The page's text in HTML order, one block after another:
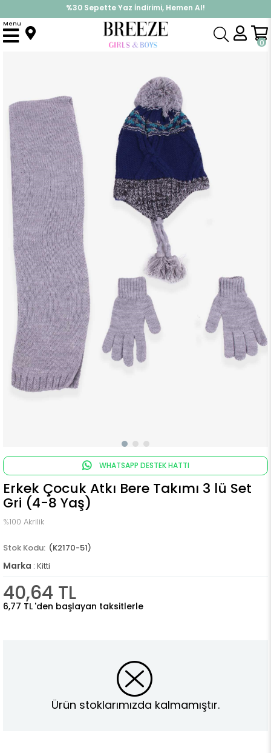
%30 Sepette Yaz İndirimi, Hemen Al!
İndirimlere ek %10 İndirimi Kap, Hemen Üye Ol!
0
Menu
Anasayfa Atkı & Bere
WHATSAPP DESTEK HATTI
Erkek Çocuk Atkı Bere Takımı 3 lü Set
Gri (4-8 Yaş)
%100 Akrilik
(K2170-51)
Marka : Kitti
40,64 TL
6,77 TL 'den başlayan taksitlerle
Ürün stoklarımızda kalmamıştır.